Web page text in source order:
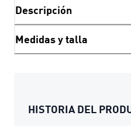
Descripción
Medidas y talla
HISTORIA DEL